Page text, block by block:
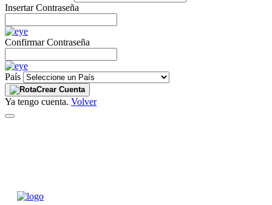
Insertar Contraseña
Confirmar Contraseña
País
Crear Cuenta
Ya tengo cuenta. Volver